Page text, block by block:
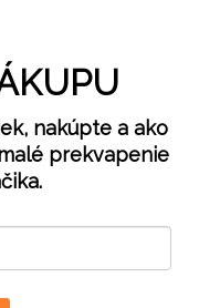
nakúpte a ako
prekvapenie